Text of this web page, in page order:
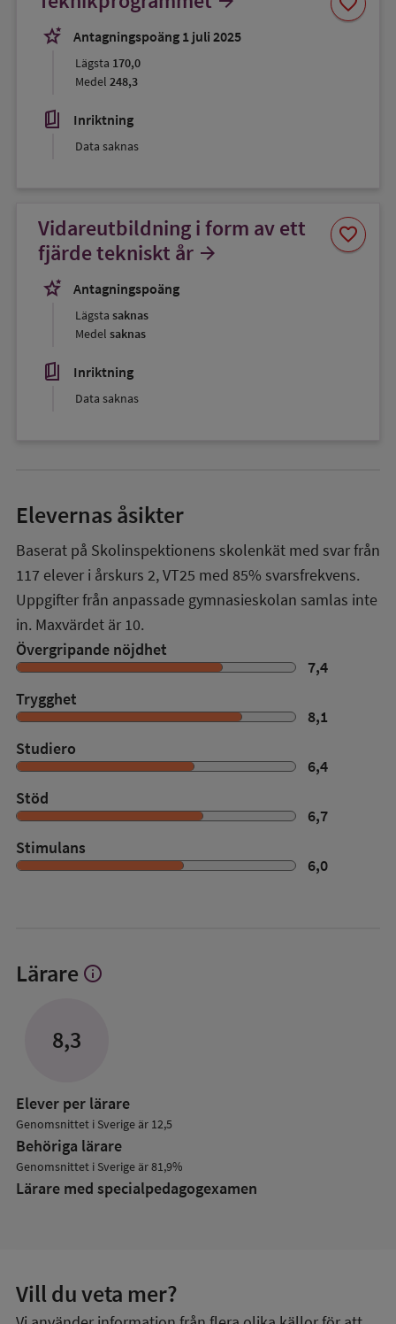
stars_2
Antagningspoäng 1 juli 2025
Lägsta 170,0
Medel 248,3
book_5 Inriktning
Data saknas
som
Vidareutbildning i form av ett
fjärde tekniskt år arrow_forward
stars_2
Antagningspoäng
Lägsta saknas
Medel saknas
book_5 Inriktning
Data saknas
favorite
Spara
som
Elevernas åsikter
Baserat på Skolinspektionens skolenkät med svar från
117 elever i årskurs 2,VT25 med 85% svarsfrekvens.
Uppgifter från anpassade gymnasieskolan samlas inte
in. Maxvärdet är 10.
Övergripande nöjdhet
7,4
Trygghet
8,1
Studiero
6,4
Stöd
6,7
Stimulans
6,0
Lärare Visa
info
8,3
Elever per lärare
Genomsnittet i Sverige är 12,5
Behöriga lärare
Genomsnittet i Sverige är 81,9%
Lärare med specialpedagog­examen
Vill du veta mer?